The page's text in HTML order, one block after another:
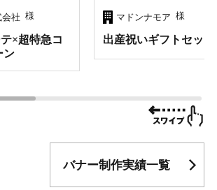
社 様
×超特急コ
ン
マドンナモア 様
出産祝いギフトセッ
バナー制作実績一覧